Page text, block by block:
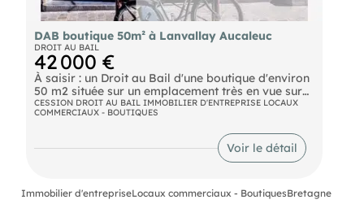
DAB boutique 50m² à Lanvallay Aucaleuc
DROIT AU BAIL
42 000 €
À saisir : un Droit au Bail d'une boutique d'environ
50 m2 située sur un emplacement très en vue sur
la commune de Lanvallay. Vous pourrez profiter
d'un important flux de chalands et d'une belle
vitrine. Son loyer est de 720 € mensuels. De
nombreuses places de parking sont à proximité.
N'hésitez pas de nous contacter afin d'obtenir plus
CESSION DROIT AU BAIL IMMOBILIER D'ENTREPRISE LOCAUX
COMMERCIAUX - BOUTIQUES
Voir le détail
Immobilier d'entrepriseLocaux commerciaux - BoutiquesBretagne